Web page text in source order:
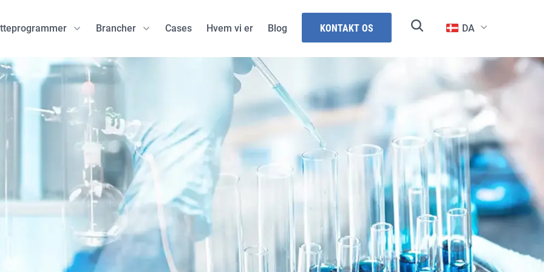
Danske programmer
Innobooster
Grand Solutions
EUopStart
Norske programmer
Innovasjon Norge
ENOVA
Brancher
Life Science
Lægemidler
MedTech inklusiv diagnostik
Andre brancher
Artificial Intelligence
Mad og Ernæring
Cases Hvem vi er Blog KONTAKT OS DA